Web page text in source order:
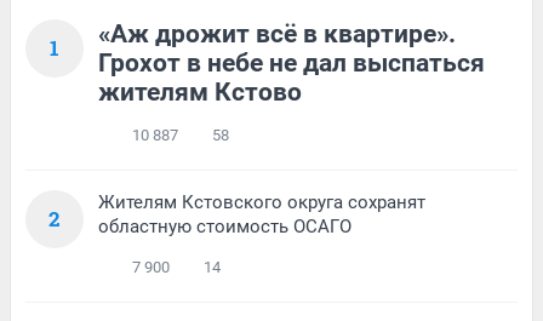
1
«Аж дрожит всё в квартире».
Грохот в небе не дал выспаться
жителям Кстово
10 887 58
2
Жителям Кстовского округа сохранят
областную стоимость ОСАГО
7 900 14